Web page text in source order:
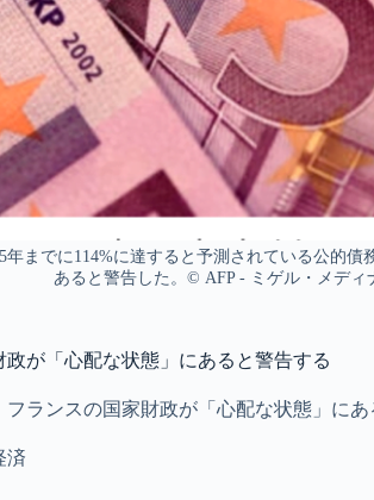
年までに114%に達すると予測されている公的
あると警告した。© AFP - ミゲル・メディ
が「心配な状態」にあると警告する
フランスの国家財政が「心配な状態」にあ
済